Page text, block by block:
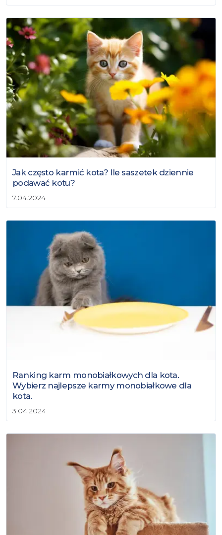
Jak często karmić kota? Ile saszetek dziennie
podawać kotu?
7.04.2024
Ranking karm monobiałkowych dla kota.
Wybierz najlepsze karmy monobiałkowe dla
kota.
3.04.2024